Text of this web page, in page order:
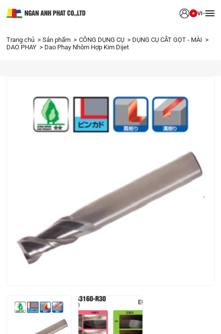
VI
Trang chủ Sản phẩm CÔNG DỤNG CỤ
DỤNG CỤ CẮT GỌT - MÀI
DAO PHAY
Dao Phay Nhôm Hợp Kim Dijet